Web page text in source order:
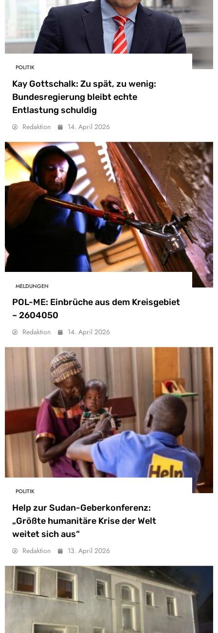
POLITIK
Kay Gottschalk: Zu spät, zu wenig:
Bundesregierung bleibt echte
Entlastung schuldig
Redaktion 14. April 2026
MELDUNGEN
POL-ME: Einbrüche aus dem Kreisgebiet
– 2604050
Redaktion 14. April 2026
POLITIK
Help zur Sudan-Geberkonferenz:
„Größte humanitäre Krise der Welt
weitet sich aus“
Redaktion 13. April 2026